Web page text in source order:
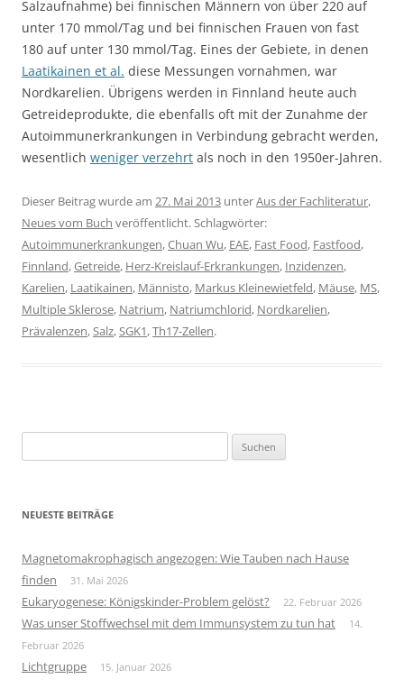
Salzaufnahme) bei finnischen Männern von über 220 auf
unter 170 mmol/Tag und bei finnischen Frauen von fast
180 auf unter 130 mmol/Tag. Eines der Gebiete, in denen
Laatikainen et al. diese Messungen vornahmen, war
Nordkarelien. Übrigens werden in Finnland heute auch
Getreideprodukte, die ebenfalls oft mit der Zunahme der
Autoimmunerkrankungen in Verbindung gebracht werden,
wesentlich weniger verzehrt als noch in den 1950er-Jahren.
Dieser Beitrag wurde am 27. Mai 2013 unterAus der Fachliteratur,
Neues vom Buch veröffentlicht. Schlagwörter:
Autoimmunerkrankungen,Chuan Wu, EAE, Fast Food, Fastfood,
Finnland,Getreide, Herz-Kreislauf-Erkrankungen, Inzidenzen,
Karelien, Laatikainen, Männisto, Markus Kleinewietfeld, Mäuse, MS,
Multiple Sklerose, Natrium, Natriumchlorid, Nordkarelien,
Prävalenzen, Salz, SGK1,Th17-Zellen.
nach:
NEUESTE BEITRÄGE
Magnetomakrophagisch angezogen: Wie Tauben nach Hause
finden
31. Mai 2026
Eukaryogenese: Königskinder-Problem gelöst? 22. Februar 2026
Was unser Stoffwechsel mit dem Immunsystem zu tun hat
14.
Februar 2026
Lichtgruppe 15. Januar 2026